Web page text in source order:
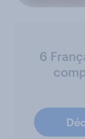
6